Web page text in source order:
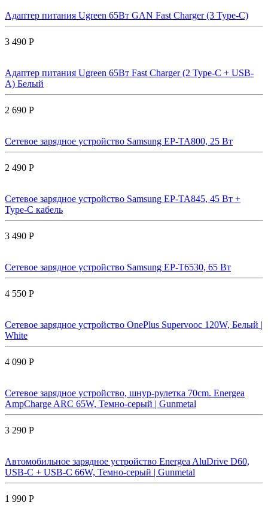
Адаптер питания Ugreen 65Вт GAN Fast Charger (3 Type-C)
3 490 Р
Адаптер питания Ugreen 65Вт Fast Charger (2 Type-C + USB-
A) Белый
2 690 Р
Сетевое зарядное устройство Samsung EP-TA800, 25 Вт
2 490 Р
Сетевое зарядное устройство Samsung EP-TA845, 45 Вт +
Type-C кабель
3 490 Р
Сетевое зарядное устройство Samsung EP-T6530, 65 Вт
4 550 Р
Сетевое зарядное устройство OnePlus Supervooc 120W, Белый |
White
4 090 Р
Сетевое зарядное устройство, шнур-рулетка 70cm. Energea
AmpCharge ARC 65W, Темно-серый | Gunmetal
3 290 Р
Автомобильное зарядное устройство Energea AluDrive D60,
USB-C + USB-С 66W, Темно-серый | Gunmetal
1 990 Р